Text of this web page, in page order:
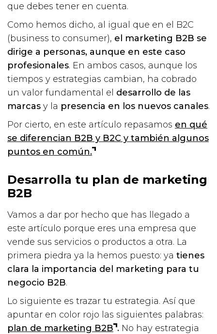
que debes tener en cuenta.
Como hemos dicho, al igual que en el B2C
(business to consumer), el marketing B2B se
dirige a personas, aunque en este caso
profesionales. En ambos casos, aunque los
tiempos y estrategias cambian, ha cobrado
un valor fundamental el desarrollo de las
marcas y la presencia en los nuevos canales.
Por cierto, en este artículo repasamos en qué
se diferencian B2B y B2C y también algunos
puntos en común.
Desarrolla tu plan de marketing
B2B
Vamos a dar por hecho que has llegado a
este artículo porque eres una empresa que
vende sus servicios o productos a otra. La
primera piedra ya la hemos puesto: ya tienes
clara la importancia del marketing para tu
negocio B2B.
Lo siguiente es trazar tu estrategia. Así que
apuntar en color rojo las siguientes palabras:
plan de marketing B2B . No hay estrategia